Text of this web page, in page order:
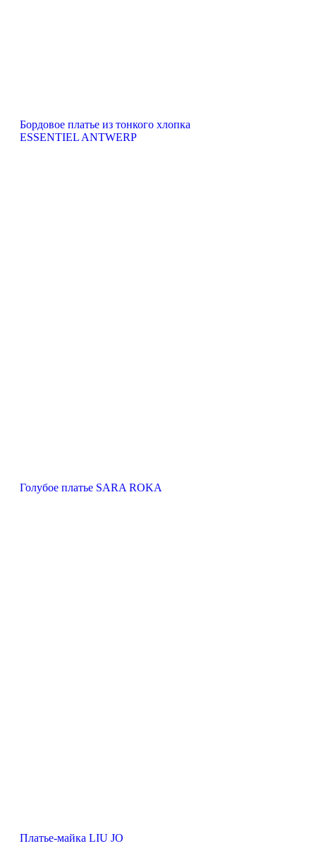
Бордовое платье из тонкого хлопка
ESSENTIEL ANTWERP
Голубое платье SARA ROKA
Платье-майка LIU JO